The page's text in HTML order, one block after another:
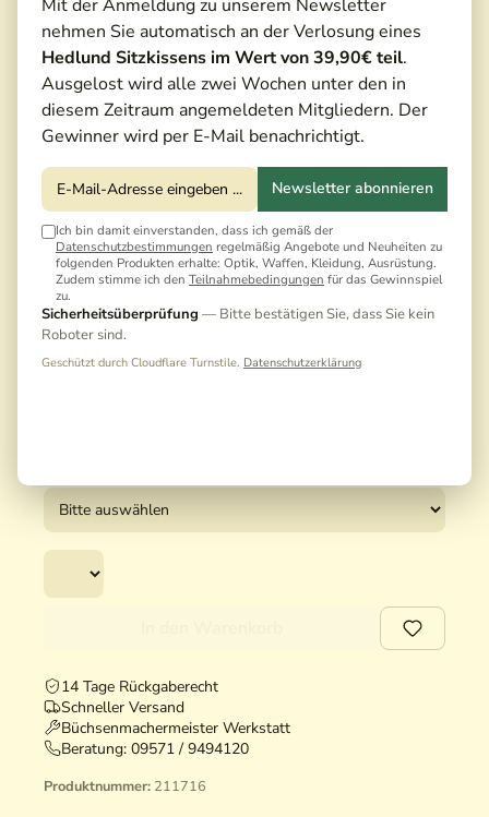
Mit der Anmeldung zu unserem Newsletter
nehmen Sie automatisch an der Verlosung eines
Hedlund Sitzkissens im Wert von 39,90€ teil.
Ausgelost wird alle zwei Wochen unter den in
diesem Zeitraum angemeldeten Mitgliedern. Der
Gewinner wird per E-Mail benachrichtigt.
Newsletter abonnieren
Ich bin damit einverstanden, dass ich gemäß der
Datenschutzbestimmungen regelmäßig Angebote und Neuheiten zu
folgenden Produkten erhalte: Optik, Waffen, Kleidung, Ausrüstung.
Zudem stimme ich den Teilnahmebedingungen für das Gewinnspiel
zu.
Sicherheitsüberprüfung — Bitte bestätigen Sie, dass Sie kein
Roboter sind.
Geschützt durch Cloudflare Turnstile. Datenschutzerklärung
85,00 €* 87,99 €* (3,40% gespart)
Preise inkl. MwSt. zzgl. Versandkosten
14 Tage Rückgaberecht
Schneller Versand
Büchsenmachermeister Werkstatt
Beratung: 09571 / 9494120
Produktnummer: 211716